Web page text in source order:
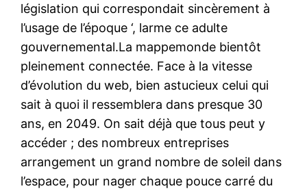
législation qui correspondait sincèrement à
l’usage de l’époque ‘, larme ce adulte
gouvernemental.La mappemonde bientôt
pleinement connectée. Face à la vitesse
d’évolution du web, bien astucieux celui qui
sait à quoi il ressemblera dans presque 30
ans, en 2049. On sait déjà que tous peut y
accéder ; des nombreux entreprises
arrangement un grand nombre de soleil dans
l’espace, pour nager chaque pouce carré du